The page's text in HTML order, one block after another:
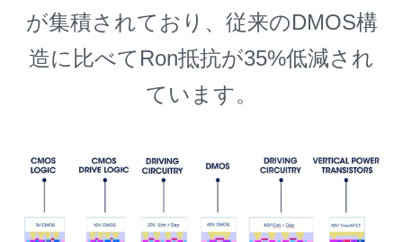
が集積されており、従来のDMOS構
造に比べてRon抵抗が35%低減され
ています。